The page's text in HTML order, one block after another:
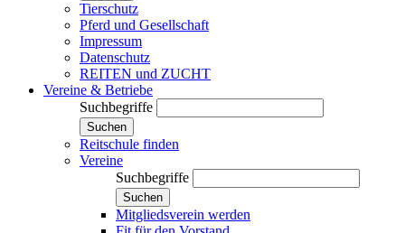
Tierschutz
Pferd und Gesellschaft
Impressum
Datenschutz
REITEN und ZUCHT
Vereine & Betriebe
Suchbegriffe
Suchen
Reitschule finden
Vereine
Suchbegriffe
Suchen
Mitgliedsverein werden